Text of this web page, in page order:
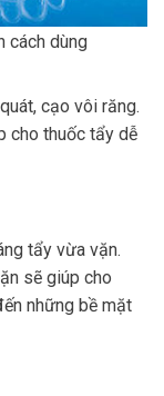
cách dùng
cạo vôi răng.
cho thuốc tẩy dễ
tẩy vừa vặn.
sẽ giúp cho
những bề mặt